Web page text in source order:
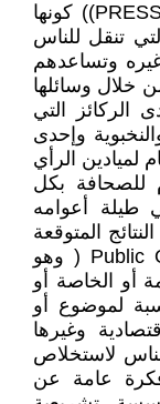
إذا ما أخذنا بنظر الاعتبار إن الصحافة PRESS)) كونها
تنقل للناس
وتساعدهم
خلال وسائلها
الركائز التي
وإحدى
لميادين الرأي
للصحافة بكل
طيلة أعوامه
المتوقعة
لأي استطلاع للرأي العام Public Opinion Poll ( وهو
أو الخاصة أو
لموضوع أو
وغيرها
لاستخلاص
عامة عن